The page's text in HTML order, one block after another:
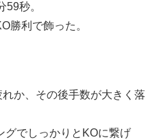
秒。
勝利で飾った。
か、その後手数が大きく落
グでしっかりとKOに繋げ